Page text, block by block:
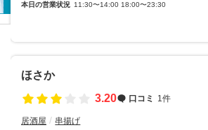
本日の営業状況 11:30〜14:00 18:00〜23:30
ほさか
3.20
口コミ 1件
居酒屋 串揚げ